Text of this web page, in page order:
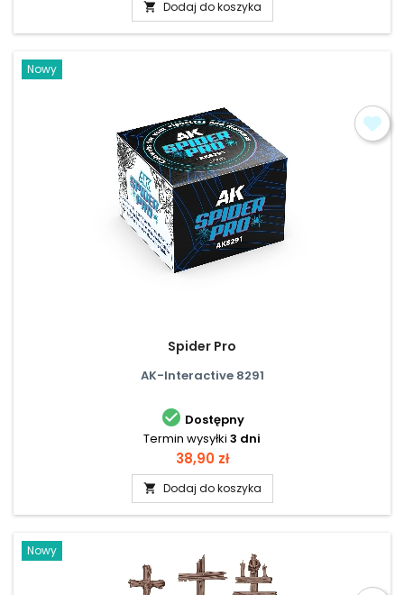
 Dodaj do koszyka
Nowy
Spider Pro
AK-Interactive 8291
 Dostępny
Termin wysyłki 3 dni
Cena
38,90 zł
 Dodaj do koszyka
Nowy